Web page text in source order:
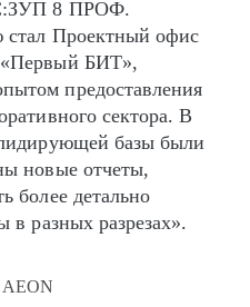
8 ПРОФ.
Проектный офис
«Первый БИТ»,
предоставления
сектора. В
базы были
новые отчеты,
более детально
в разных разрезах».
AEON